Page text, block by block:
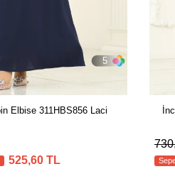
5
Elbise 311HBS856 Laci
525,60 TL